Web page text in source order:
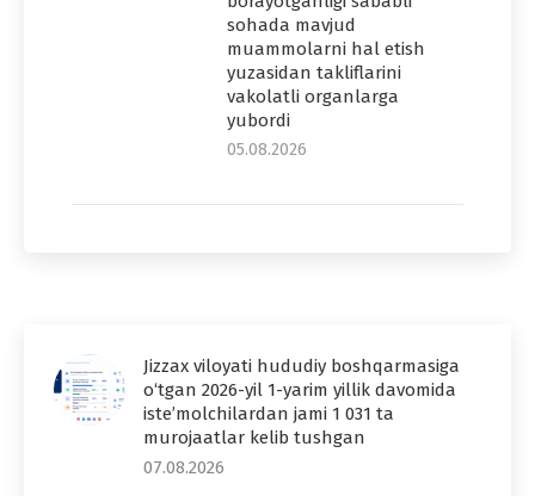
sohada mavjud
muammolarni hal etish
yuzasidan takliflarini
vakolatli organlarga
yubordi
05.08.2026
Jizzax viloyati hududiy boshqarmasiga
o‘tgan 2026-yil 1-yarim yillik davomida
iste’molchilardan jami 1 031 ta
murojaatlar kelib tushgan
07.08.2026